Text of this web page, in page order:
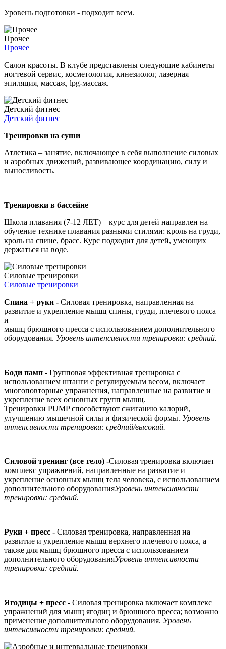
Уровень подготовки - подходит всем.
Прочее
Прочее
Салон красоты. В клубе представлены следующие кабинеты –
ногтевой сервис, косметология, кинезиолог, лазерная
эпиляция, массаж, lpg-массаж.
Детский фитнес
Детский фитнес
Тренировки на суши
Атлетика – занятие, включающее в себя выполнение силовых
и аэробных движений, развивающее координацию, силу и
выносливость.
Тренировки в бассейне
Школа плавания (7-12 ЛЕТ) – курс для детей направлен на
обучение технике плавания разными стилями: кроль на груди,
кроль на спине, брасс. Курс подходит для детей, умеющих
держаться на воде.
Силовые тренировки
Силовые тренировки
Спина + руки - Силовая тренировка, направленная на
развитие и укрепление мышц спины, груди, плечевого пояса
и
мышц брюшного пресса с использованием дополнительного
оборудования. Уровень интенсивности тренировки: средний.
Боди памп - Групповая эффективная тренировка с
использованием штанги с регулируемым весом, включает
многоповторные упражнения, направленные на развитие и
укрепление всех основных групп мышц.
Тренировки PUMP способствуют сжиганию калорий,
улучшению мышечной силы и физической формы. Уровень
интенсивности тренировки: средний/высокий.
Силовой тренинг (все тело) -Силовая тренировка включает
комплекс упражнений, направленные на развитие и
укрепление основных мышц тела человека, с использованием
дополнительного оборудованияУровень интенсивности
тренировки: средний.
Руки + пресс - Силовая тренировка, направленная на
развитие и укрепление мышц верхнего плечевого пояса, а
также для мышц брюшного пресса с использованием
дополнительного оборудованияУровень интенсивности
тренировки: средний.
Ягодицы + пресс - Силовая тренировка включает комплекс
упражнений для мышц ягодиц и брюшного пресса; возможно
применение дополнительного оборудования. Уровень
интенсивности тренировки: средний.